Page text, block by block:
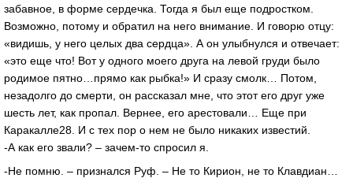
забавное, в форме сердечка. Тогда я был еще подростком.
Возможно, потому и обратил на него внимание. И говорю отцу:
«видишь, у него целых два сердца». А он улыбнулся и отвечает:
«это еще что! Вот у одного моего друга на левой груди было
родимое пятно…прямо как рыбка!» И сразу смолк… Потом,
незадолго до смерти, он рассказал мне, что этот его друг уже
шесть лет, как пропал. Вернее, его арестовали… Еще при
Каракалле28. И с тех пор о нем не было никаких известий.
-А как его звали? – зачем-то спросил я.
-Не помню. – признался Руф. – Не то Кирион, не то Клавдиан…